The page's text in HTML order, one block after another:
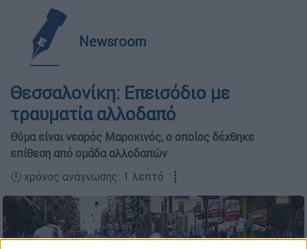
Newsroom
Θεσσαλονίκη: Επεισόδιο με
τραυματία αλλοδαπό
Θύμα είναι νεαρός Μαροκινός, ο οποίος δέχθηκε
επίθεση από ομάδα αλλοδαπών
🕛 χρόνος ανάγνωσης: 1 λεπτό ┋